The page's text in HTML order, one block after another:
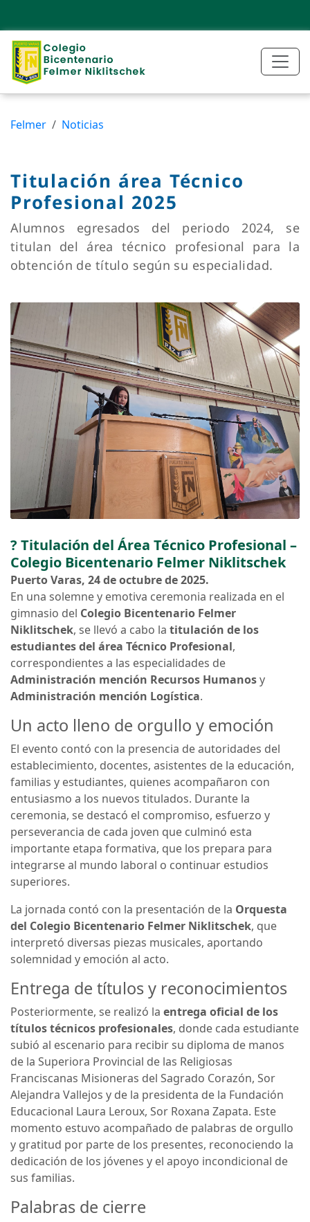
Felmer Noticias
Titulación área Técnico
Profesional 2025
Alumnos egresados del periodo 2024, se
titulan del área técnico profesional para la
obtención de título según su especialidad.
? Titulación del Área Técnico Profesional –
Colegio Bicentenario Felmer Niklitschek
Puerto Varas, 24 de octubre de 2025.
En una solemne y emotiva ceremonia realizada en el
gimnasio del Colegio Bicentenario Felmer
Niklitschek, se llevó a cabo la titulación de los
estudiantes del área Técnico Profesional,
correspondientes a las especialidades de
Administración mención Recursos Humanosy
Administración mención Logística.
Un acto lleno de orgullo y emoción
El evento contó con la presencia de autoridades del
establecimiento, docentes, asistentes de la educación,
familias y estudiantes, quienes acompañaron con
entusiasmo a los nuevos titulados. Durante la
ceremonia, se destacó el compromiso, esfuerzo y
perseverancia de cada joven que culminó esta
importante etapa formativa, que los prepara para
integrarse al mundo laboral o continuar estudios
superiores.
La jornada contó con la presentación de la Orquesta
del Colegio Bicentenario Felmer Niklitschek, que
interpretó diversas piezas musicales, aportando
solemnidad y emoción al acto.
Entrega de títulos y reconocimientos
Posteriormente, se realizó la entrega oficial de los
títulos técnicos profesionales, donde cada estudiante
subió al escenario para recibir su diploma de manos
de la Superiora Provincial de las Religiosas
Franciscanas Misioneras del Sagrado Corazón, Sor
Alejandra Vallejos y de la presidenta de la Fundación
Educacional Laura Leroux, Sor Roxana Zapata. Este
momento estuvo acompañado de palabras de orgullo
y gratitud por parte de los presentes, reconociendo la
dedicación de los jóvenes y el apoyo incondicional de
sus familias.
Palabras de cierre